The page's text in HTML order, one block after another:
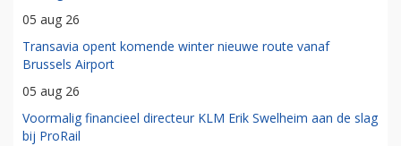
05 aug 26
Transavia opent komende winter nieuwe route vanaf
Brussels Airport
05 aug 26
Voormalig financieel directeur KLM Erik Swelheim aan de slag
bij ProRail